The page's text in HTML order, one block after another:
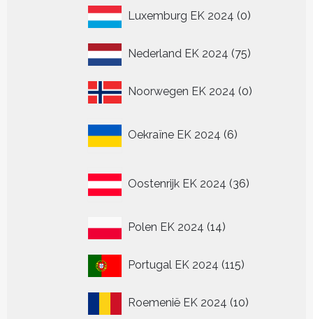
Luxemburg EK 2024 00
Nederland EK 2024 7575
Noorwegen EK 2024 00
Oekraïne EK 2024 6
producten
Oostenrijk EK 2024 36
producten
Polen EK 2024 1414
Portugal EK 2024 115115
Roemenië EK 2024 1010